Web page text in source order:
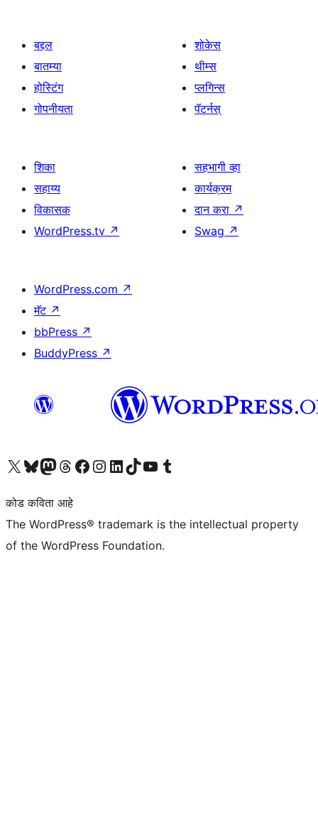
बद्दल
बातम्या
होस्टिंग
गोपनीयता
शोकेस
थीम्स
प्लगिन्स
पॅटर्नस्
शिका
सहाय्य
विकासक
WordPress.tv ↗
सहभागी व्हा
कार्यक्रम
दान करा ↗
Swag ↗
WordPress.com ↗
मॅट ↗
bbPress ↗
BuddyPress ↗
आमच्या X (एक्स) (पूर्वीचे ट्विटर) खात्याला भेट द्या आमच्या ब्लूस्की खात्याला भेट द्या.आमच्या Mastodon खात्याला भेट द्या.आमच्या थ्रेड्स खात्याला भेट द्या. आमच्या फेसबुक पेजला भेट द्या आमच्या इंस्टाग्राम खात्याला भेट द्या आमच्या लिंक्डइन खात्याला भेट द्या आमच्या टिकटॉक अकाउंटला भेट द्या.आमच्या यूट्यूब चॅनेलला भेट द्या आमच्या टंबलर खात्याला भेट द्या.
कोड कविता आहे
The WordPress® trademark is the intellectual property
of the WordPress Foundation.